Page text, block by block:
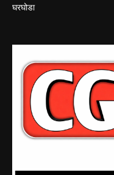
घरघोडा